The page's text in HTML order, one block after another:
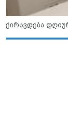
ქირავდება